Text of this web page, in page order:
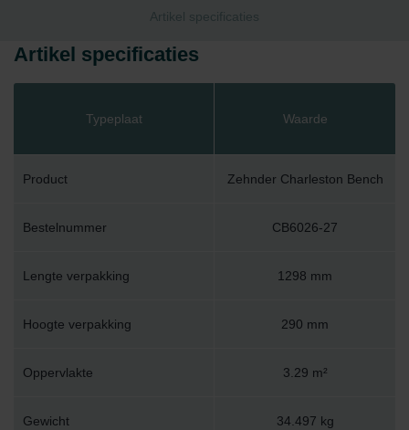
Artikel specificaties
Artikel specificaties
Typeplaat Waarde
Product Zehnder Charleston Bench
Bestelnummer CB6026-27
Lengte verpakking 1298 mm
Hoogte verpakking 290 mm
Oppervlakte 3.29 m²
Gewicht 34.497 kg